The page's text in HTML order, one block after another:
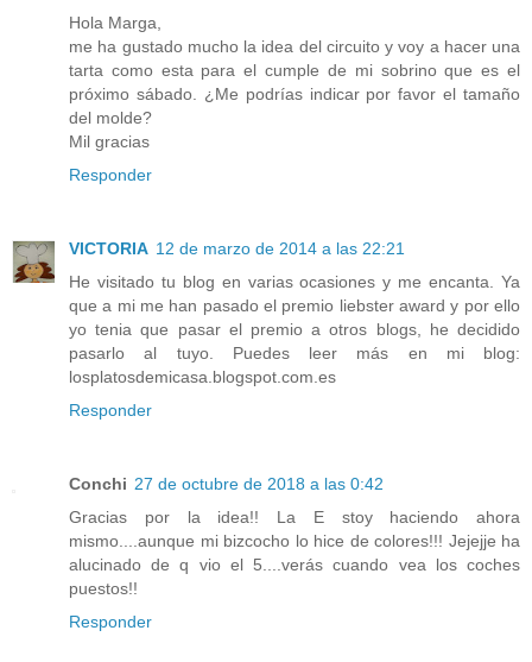
Hola Marga,
me ha gustado mucho la idea del circuito y voy a hacer una
tarta como esta para el cumple de mi sobrino que es el
próximo sábado. ¿Me podrías indicar por favor el tamaño
del molde?
Mil gracias
Responder
VICTORIA 12 de marzo de 2014 a las 22:21
He visitado tu blog en varias ocasiones y me encanta. Ya
que a mi me han pasado el premio liebster award y por ello
yo tenia que pasar el premio a otros blogs, he decidido
pasarlo al tuyo. Puedes leer más en mi blog:
losplatosdemicasa.blogspot.com.es
Responder
Conchi 27 de octubre de 2018 a las 0:42
Gracias por la idea!! La E stoy haciendo ahora
mismo....aunque mi bizcocho lo hice de colores!!! Jejejje ha
alucinado de q vio el 5....verás cuando vea los coches
puestos!!
Responder